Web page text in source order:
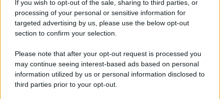
If you wish to opt-out of the sale, sharing to third parties, or
processing of your personal or sensitive information for
targeted advertising by us, please use the below opt-out
section to confirm your selection.
Please note that after your opt-out request is processed you
may continue seeing interest-based ads based on personal
information utilized by us or personal information disclosed to
third parties prior to your opt-out.
Newz Ohio
Gameland
Scoop Mag
Lgbtqia News
Motors Magazine 365